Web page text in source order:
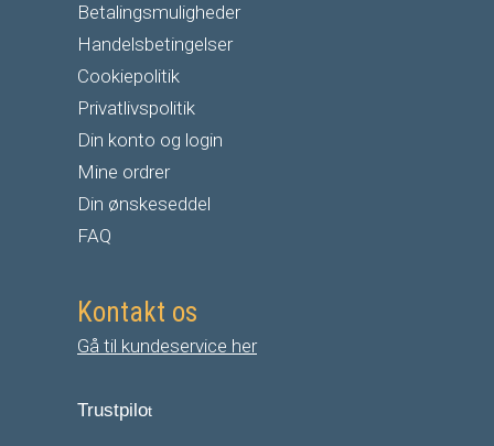
Betalingsmuligheder
Handelsbetingelser
Cookiepolitik
Privatlivspolitik
Din konto og login
Mine ordrer
Din ønskeseddel
FAQ
Kontakt os
Gå til kundeservice her
Trustpilot